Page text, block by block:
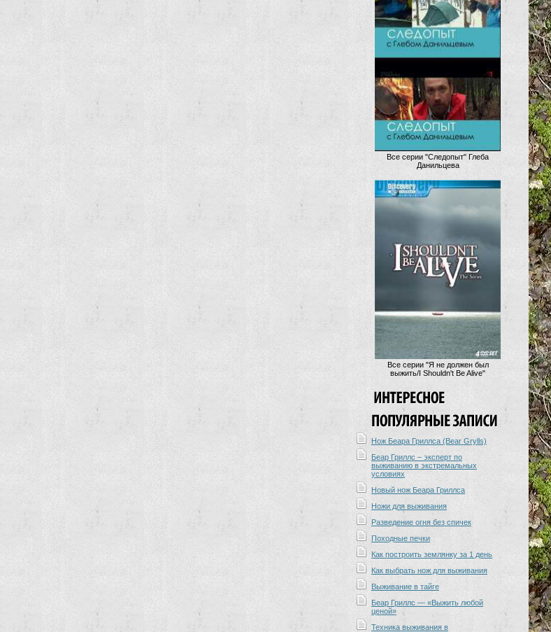
Все серии "Следопыт" Глеба
Данильцева
Все серии "Я не должен был
выжить/I Shouldn't Be Alive"
Нож Беара Гриллса (Bear Grylls)
Беар Гриллс – эксперт по
выживанию в экстремальных
условиях
Новый нож Беара Гриллса
Ножи для выживания
Разведение огня без спичек
Походные печки
Как построить землянку за 1 день
Как выбрать нож для выживания
Выживание в тайге
Беар Гриллс — «Выжить любой
ценой»
Техника выживания в